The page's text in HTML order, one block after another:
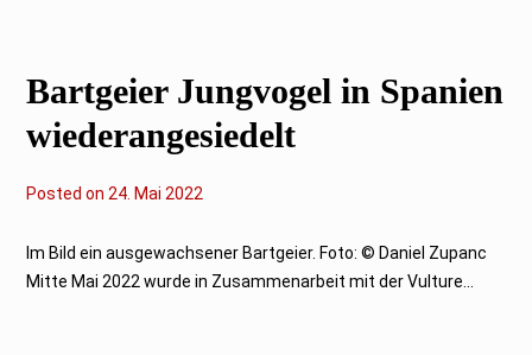
Bartgeier Jungvogel in Spanien
wiederangesiedelt
Posted on 2
M
i
24. Mai 2022
Im Bild ein ausgewachsener Bartgeier. Foto: © Daniel Zupanc
Mitte Mai 2022 wurde in Zusammenarbeit mit der Vulture...